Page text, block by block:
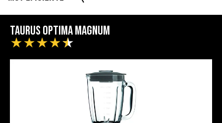
Taurus Optima Magnum
★★★★★